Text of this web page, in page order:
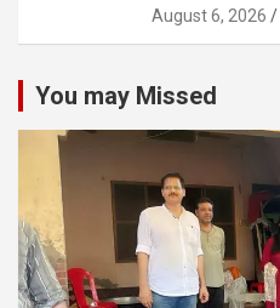
August 6, 2026
You may Missed